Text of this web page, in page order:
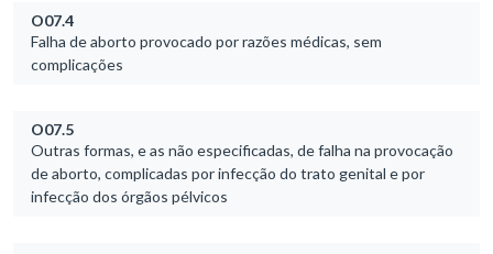
O07.4
Falha de aborto provocado por razões médicas, sem
complicações
O07.5
Outras formas, e as não especificadas, de falha na provocação
de aborto, complicadas por infecção do trato genital e por
infecção dos órgãos pélvicos